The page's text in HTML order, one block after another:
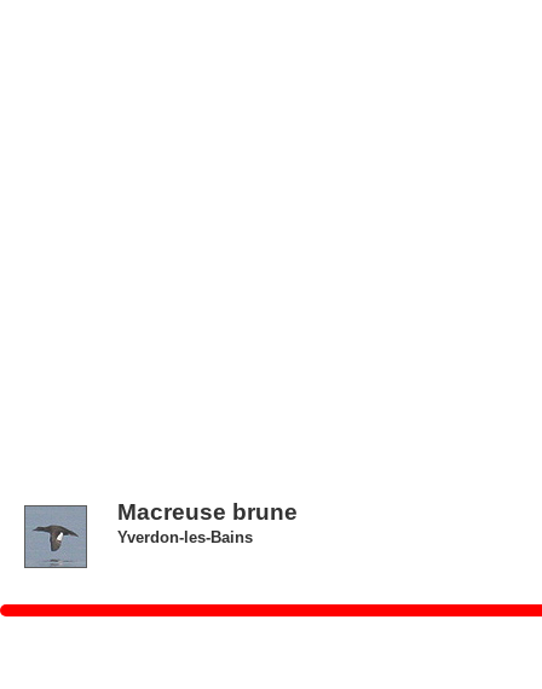
Macreuse brune
Yverdon-les-Bains